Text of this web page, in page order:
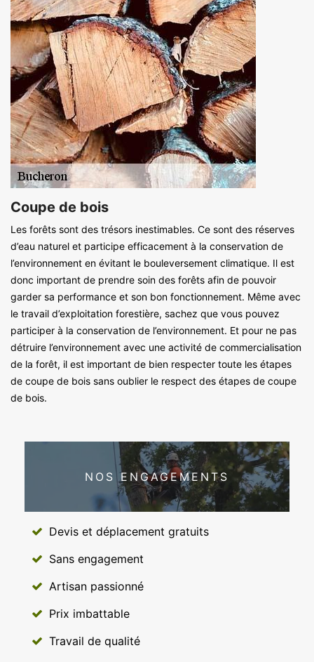
Coupe de bois
Les forêts sont des trésors inestimables. Ce sont des réserves
d’eau naturel et participe efficacement à la conservation de
l’environnement en évitant le bouleversement climatique. Il est
donc important de prendre soin des forêts afin de pouvoir
garder sa performance et son bon fonctionnement. Même avec
le travail d’exploitation forestière, sachez que vous pouvez
participer à la conservation de l’environnement. Et pour ne pas
détruire l’environnement avec une activité de commercialisation
de la forêt, il est important de bien respecter toute les étapes
de coupe de bois sans oublier le respect des étapes de coupe
de bois.
NOS ENGAGEMENTS
Devis et déplacement gratuits
Sans engagement
Artisan passionné
Prix imbattable
Travail de qualité